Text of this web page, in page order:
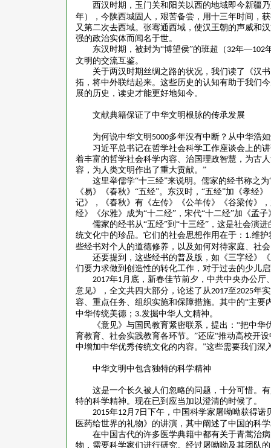
西汉时期，玉门关和阳关以西的地域即今新疆
年），今陕西城固人，艰苦备尝，用十三年时间，
又第二次去西域。张骞通西域，使汉王朝的声威和
强的政治实体而闻名于世。
东汉时期，被封为“博望侯”的班超（ 32年—102
文明的交流互鉴。
关于两汉时期丝绸之路的状况，我们读了《汉书
拓，将中外联结起来。这些历史的认知有助于我们
展的历史，读史才能更好地知今。
文献典籍保证了中华文明根脉的传承发展
为何说中华文明 5000多年没有中断？从中华浩
习近平总书记在哲学社会科学工作座谈会上的
着丰富的哲学社会科学内容、治国理政智慧，为古
容，为人类文明作出了重大贡献。”
这里举儒学“十三经”来说明。儒家的经书称之
《易》《春秋》“五经”。东汉时，“五经”加《孝经
记》，《春秋》有《左传》《公羊传》《谷梁传》
经》《尔雅》成为“十二经”，宋代“十二经”加《孟子
儒家的经书从“五经”到“十三经”，这是社会演
统文化中的珍品。它们的社会思想作用在于： 1.维护
些经书对个人的道德修养，以及如何对待家庭、社
还要提到，这些经书的普及版，如《三字经》
们要力求做到创造性的转化工作，对于过去的少儿
2017年1月底，新春佳节前夕，中共中央办公
意见》，全文共四大部分，论述了从2017至2025年
容、重点任务、组织实施和保障措施。其中的“主要
中华传统美德； 3.发掘中华人文精神。
《意见》与国民教育紧密联系，提出： “把中华
育教育、社会实践教育各环节。”还应“推动高校开
中增加中华优秀传统文化的内容。”这些需要我们深
中华文明中包含独特的科学精神
这是一个长久被人们忽略的问题，十分可惜。
特的科学精神。现在已到应当加以澄清的时候了。
2015年12月 7 日下午，中国科学家屠呦呦获得
医药给世界的礼物》的讲演，其中阐述了中国的科
在中国古代的许多医学典籍中都有关于青蒿治
物，需要科学家们进行研究。经过屠呦呦及其团队